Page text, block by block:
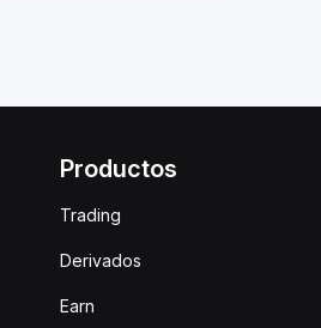
Productos
Trading
Derivados
Earn